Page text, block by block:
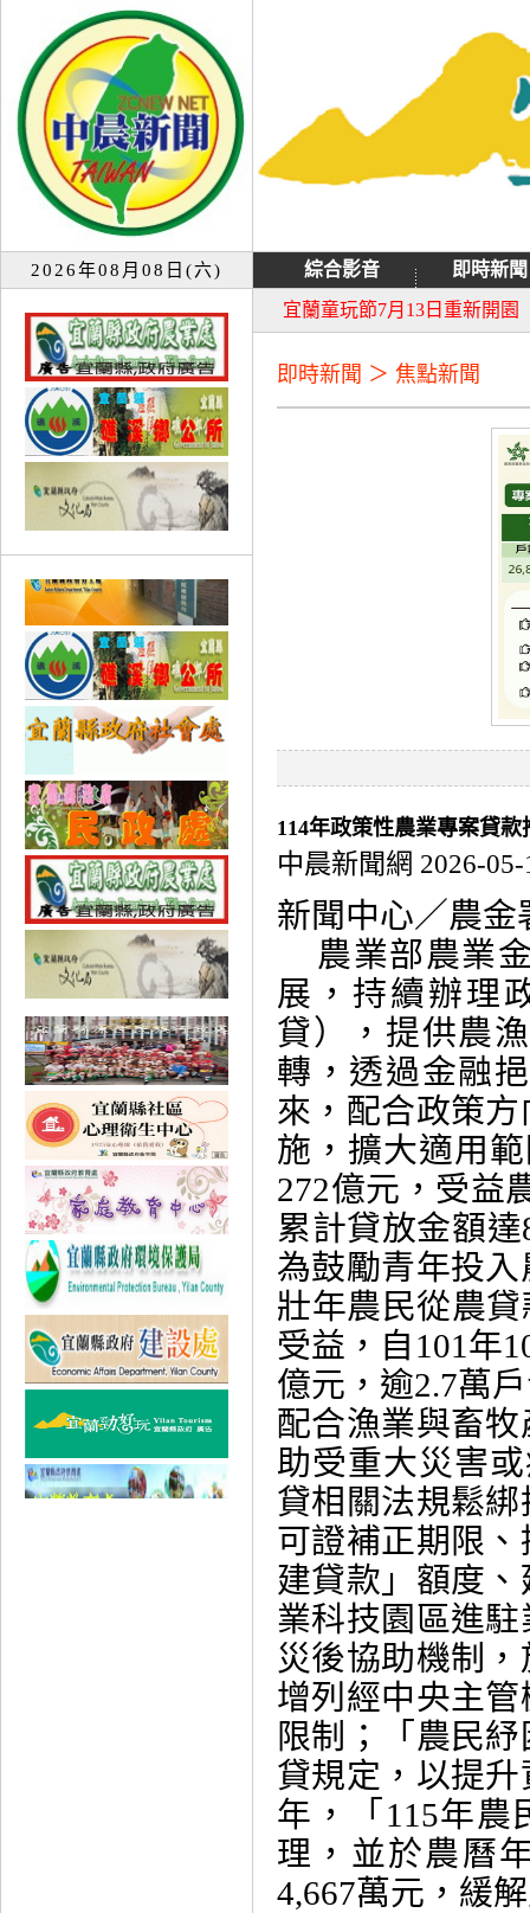
2026年08月08日(六) 綜合影音
即時新聞
宜蘭童玩節7月13日重新開園
大同音樂祭延期至8月9日禮
即時新聞 ＞ 焦點新聞
114年政策性農業專案貸款
中晨新聞網 2026-05-
新聞中心／
農業部農業金
展，持續辦理
貸），提供農
轉，透過金融
來，配合政策
施，擴大適用
272億元，受益
累計貸放金額
為鼓勵青年投
壯年農民從農
受益，自101年
億元，逾2.7萬
配合漁業與畜
助受重大災害
貸相關法規鬆
可證補正期限
建貸款」額度
業科技園區進
災後協助機制
增列經中央主
限制；「農民
貸規定，以提
年，「115年農
理，並於農曆
4,667萬元，緩